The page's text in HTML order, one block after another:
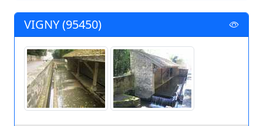
VIGNY (95450)